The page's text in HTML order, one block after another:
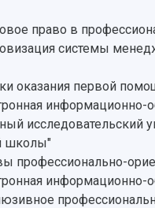
право в
системы
оказания первой
информационно-
исследовательский
школы"
профессионально-
информационно-